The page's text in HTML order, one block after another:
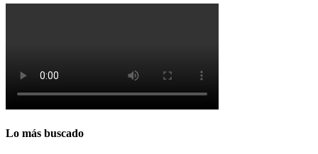
Lo más buscado